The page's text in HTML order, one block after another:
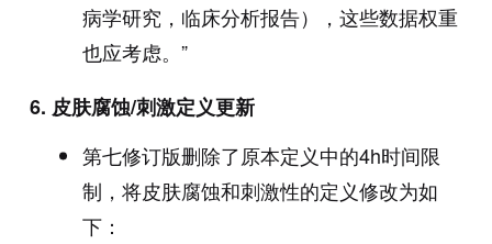
病学研究，临床分析报告），这些数据权重
也应考虑。”
6. 皮肤腐蚀/刺激定义更新
第七修订版删除了原本定义中的4h时间限
制，将皮肤腐蚀和刺激性的定义修改为如
下：